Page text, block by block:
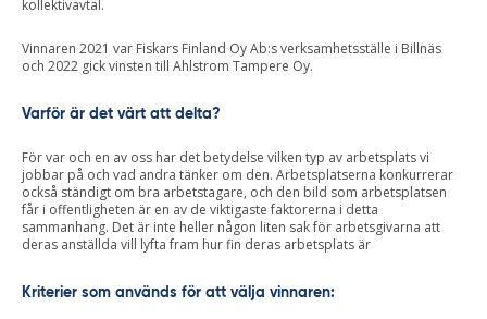
kollektivavtal.
Vinnaren 2021 var Fiskars Finland Oy Ab:s verksamhetsställe i Billnäs
och 2022 gick vinsten till Ahlstrom Tampere Oy.
Varför är det värt att delta?
För var och en av oss har det betydelse vilken typ av arbetsplats vi
jobbar på och vad andra tänker om den. Arbetsplatserna konkurrerar
också ständigt om bra arbetstagare, och den bild som arbetsplatsen
får i offentligheten är en av de viktigaste faktorerna i detta
sammanhang. Det är inte heller någon liten sak för arbetsgivarna att
deras anställda vill lyfta fram hur fin deras arbetsplats är
Kriterier som används för att välja vinnaren: